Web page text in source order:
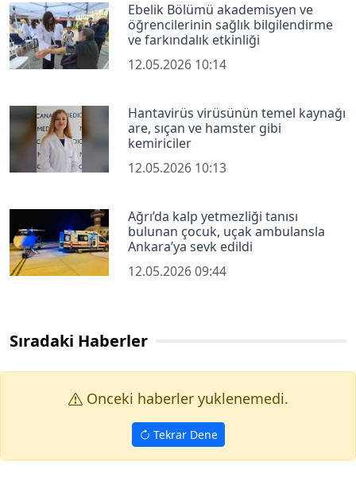
Ebelik Bölümü akademisyen ve
öğrencilerinin sağlık bilgilendirme
ve farkındalık etkinliği
12.05.2026 10:14
Hantavirüs virüsünün temel kaynağı
are, sıçan ve hamster gibi
kemiriciler
12.05.2026 10:13
Ağrı’da kalp yetmezliği tanısı
bulunan çocuk, uçak ambulansla
Ankara’ya sevk edildi
12.05.2026 09:44
Sıradaki Haberler
Onceki haberler yuklenemedi.
Tekrar Dene